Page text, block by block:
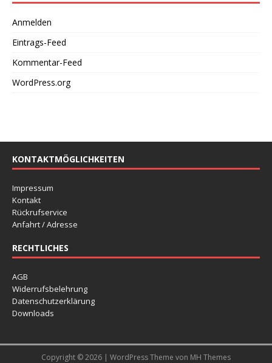
Anmelden
Eintrags-Feed
Kommentar-Feed
WordPress.org
KONTAKTMÖGLICHKEITEN
Impressum
Kontakt
Rückrufservice
Anfahrt / Adresse
RECHTLICHES
AGB
Widerrufsbelehrung
Datenschutzerklärung
Downloads
Copyright © 2026 | WordPress Theme von MH Themes